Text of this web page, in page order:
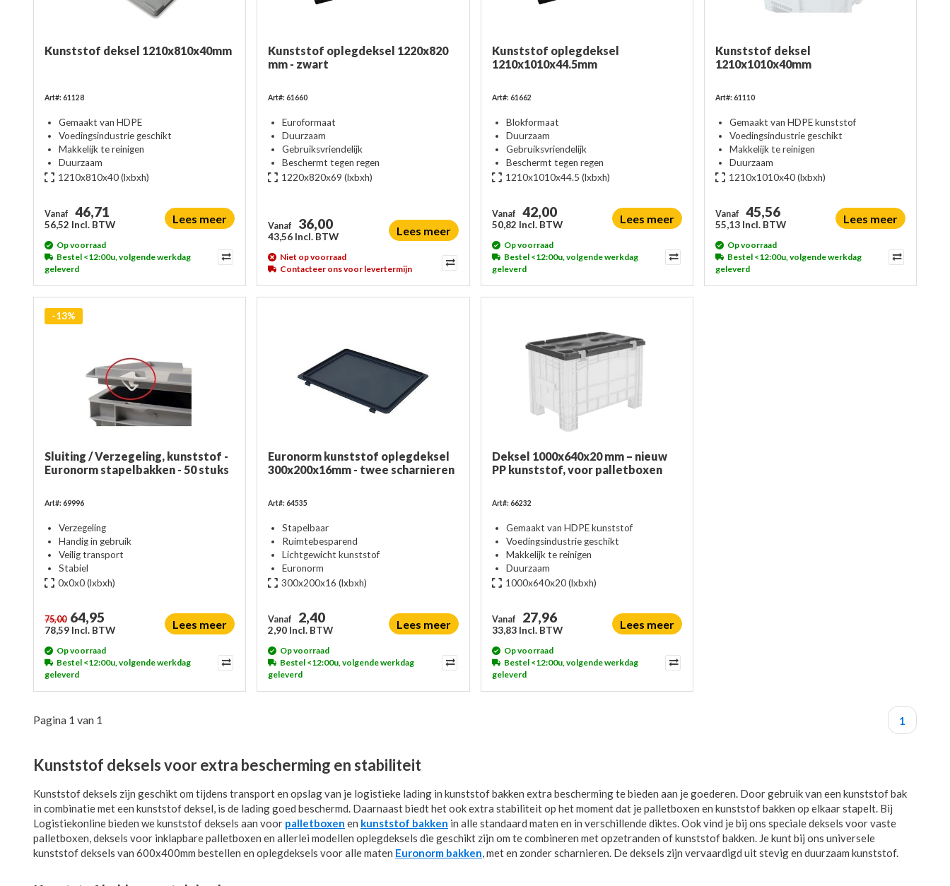
Kunststof deksel 1210x810x40mm
Art#: 61128
Gemaakt van HDPE
Voedingsindustrie geschikt
Makkelijk te reinigen
Duurzaam
1210x810x40(lxbxh)
Vanaf 46,71
56,52 Incl. BTW Lees meer
Op voorraad
Bestel <12:00u, volgende werkdag
geleverd
Kunststof oplegdeksel 1220x820
mm - zwart
Art#: 61660
Euroformaat
Duurzaam
Gebruiksvriendelijk
Beschermt tegen regen
1220x820x69 (lxbxh)
Vanaf 36,00
43,56 Incl. BTW Lees meer
Niet op voorraad
Contacteer ons voor levertermijn
Kunststof oplegdeksel
1210x1010x44.5mm
Art#: 61662
Blokformaat
Duurzaam
Gebruiksvriendelijk
Beschermt tegen regen
1210x1010x44.5 (lxbxh)
Vanaf 42,00
50,82 Incl. BTW Lees meer
Op voorraad
Bestel <12:00u, volgende werkdag
geleverd
Kunststof deksel
1210x1010x40mm
Art#: 61110
Gemaakt van HDPE kunststof
Voedingsindustrie geschikt
Makkelijk te reinigen
Duurzaam
1210x1010x40(lxbxh)
Vanaf 45,56
55,13 Incl. BTW Lees meer
Op voorraad
Bestel <12:00u, volgende werkdag
geleverd
-13%
Sluiting / Verzegeling, kunststof -
Euronorm stapelbakken - 50 stuks
Art#: 69996
Verzegeling
Handig in gebruik
Veilig transport
Stabiel
0x0x0(lxbxh)
75,00 64,95
78,59 Incl. BTW Lees meer
Op voorraad
Bestel <12:00u, volgende werkdag
geleverd
Euronorm kunststof oplegdeksel
300x200x16mm - twee scharnieren
Art#: 64535
Stapelbaar
Ruimtebesparend
Lichtgewicht kunststof
Euronorm
300x200x16 (lxbxh)
Vanaf 2,40
2,90 Incl. BTW Lees meer
Op voorraad
Bestel <12:00u, volgende werkdag
geleverd
Deksel 1000x640x20 mm – nieuw
PP kunststof, voor palletboxen
Art#: 66232
Gemaakt van HDPE kunststof
Voedingsindustrie geschikt
Makkelijk te reinigen
Duurzaam
1000x640x20(lxbxh)
Vanaf 27,96
33,83 Incl. BTW Lees meer
Op voorraad
Bestel <12:00u, volgende werkdag
geleverd
Pagina 1 van 1 1
Kunststof deksels voor extra bescherming en stabiliteit
Kunststof deksels zijn geschikt om tijdens transport en opslag van je logistieke lading in kunststof bakken extra bescherming te bieden aan je goederen. Door gebruik van een kunststof bak
in combinatie met een kunststof deksel, is de lading goed beschermd. Daarnaast biedt het ook extra stabiliteit op het moment dat je palletboxen en kunststof bakken op elkaar stapelt. Bij
Logistiekonline bieden we kunststof deksels aan voor palletboxen en kunststof bakken in alle standaard maten en in verschillende diktes. Ook vind je bij ons speciale deksels voor vaste
palletboxen, deksels voor inklapbare palletboxen en allerlei modellen oplegdeksels die geschikt zijn om te combineren met opzetranden of kunststof bakken. Je kunt bij ons universele
kunststof deksels van 600x400mm bestellen en oplegdeksels voor alle maten Euronorm bakken, met en zonder scharnieren. De deksels zijn vervaardigd uit stevig en duurzaam kunststof.